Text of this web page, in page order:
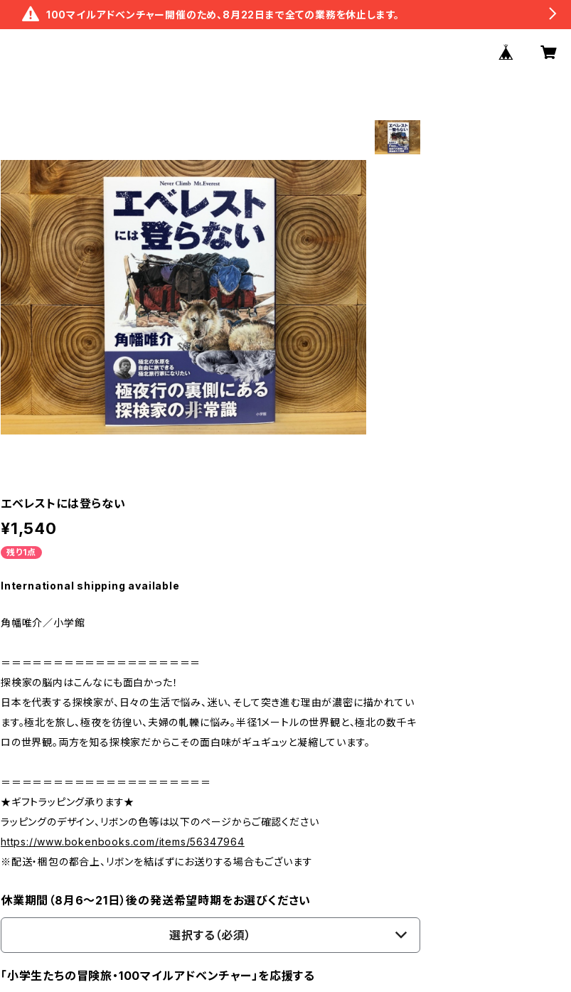
100マイルアドベンチャー開催のため、8月22日まで全ての業務を休止します。
エベレストには登らない
¥1,540
残り1点
International shipping available
角幡唯介／小学館
＝＝＝＝＝＝＝＝＝＝＝＝＝＝＝＝＝＝＝
探検家の脳内はこんなにも面白かった！
日本を代表する探検家が、日々の生活で悩み、迷い、そして突き進む理由が濃密に描かれてい
ます。極北を旅し、極夜を彷徨い、夫婦の軋轢に悩み。半径1メートルの世界観と、極北の数千キ
ロの世界観。両方を知る探検家だからこその面白味がギュギュッと凝縮しています。
＝＝＝＝＝＝＝＝＝＝＝＝＝＝＝＝＝＝＝＝
★ギフトラッピング承ります★
ラッピングのデザイン、リボンの色等は以下のページからご確認ください
https://www.bokenbooks.com/items/56347964
※配送・梱包の都合上、リボンを結ばずにお送りする場合もございます
休業期間（8月6〜21日）後の発送希望時期をお選びください
選択する（必須）
「小学生たちの冒険旅・100マイルアドベンチャー」を応援する